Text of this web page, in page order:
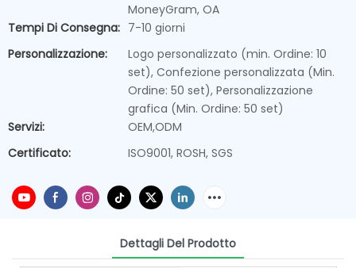
MoneyGram, OA
Tempi Di Consegna: 7-10 giorni
Personalizzazione:
Logo personalizzato (min. Ordine: 10
set), Confezione personalizzata (Min.
Ordine: 50 set), Personalizzazione
grafica (Min. Ordine: 50 set)
Servizi:
OEM,ODM
Certificato:
ISO9001, ROSH, SGS
Dettagli Del Prodotto